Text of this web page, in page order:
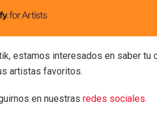
estamos interesados en saber
artistas favoritos.
en nuestras redes sociales.